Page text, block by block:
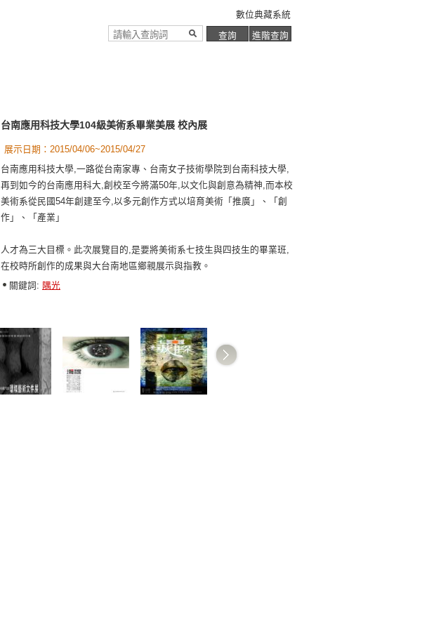
數位典藏系統
台南應用科技大學104級美術系畢業美展 校內展
展示日期：2015/04/06~2015/04/27
台南應用科技大學,一路從台南家專、台南女子技術學院到台南科技大學,
再到如今的台南應用科大,創校至今將滿50年,以文化與創意為精神,而本校
美術系從民國54年創建至今,以多元創作方式以培育美術「推廣」、「創
作」、「產業」
人才為三大目標。此次展覽目的,是要將美術系七技生與四技生的畢業班,
在校時所創作的成果與大台南地區鄉親展示與指教。
關鍵詞: 隅光